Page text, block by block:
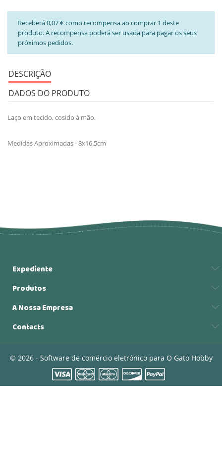
Receberá 0,07 € como recompensa ao comprar 1 deste
produto. A recompensa poderá ser usada para pagar os seus
próximos pedidos.
DESCRIÇÃO
DADOS DO PRODUTO
Laço em tecido, cosido à mão.
Medidas Aproximadas - 8x16.5cm
Expediente
Produtos
A Nossa Empresa
Contacts
© 2026 - Software de comércio eletrónico para O Gato Hobby